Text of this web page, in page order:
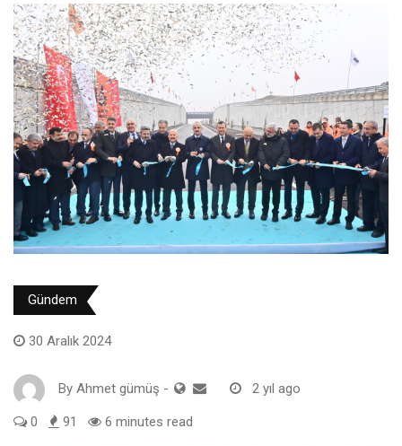
Gündem
30 Aralık 2024
By Ahmet gümüş - 2 yıl ago
0 91 6 minutes read